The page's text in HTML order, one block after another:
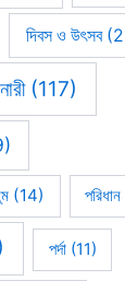
দিবস ও উৎসব
নারী(117)
(14)
পর্দা(11)